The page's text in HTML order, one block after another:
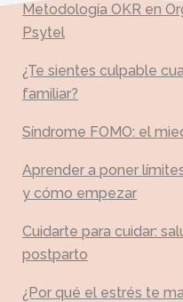
Metodología OKR en
Psytel
¿Te sientes culpable
familiar?
Síndrome FOMO: el
Aprender a poner
y cómo empezar
Cuidarte para cuidar:
postparto
¿Por qué el estrés te